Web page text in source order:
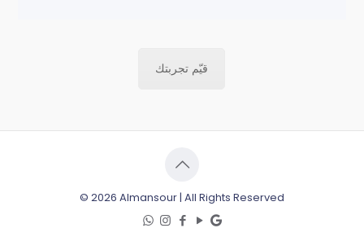
قيّم تجربتك
© 2026 Almansour | All Rights Reserved